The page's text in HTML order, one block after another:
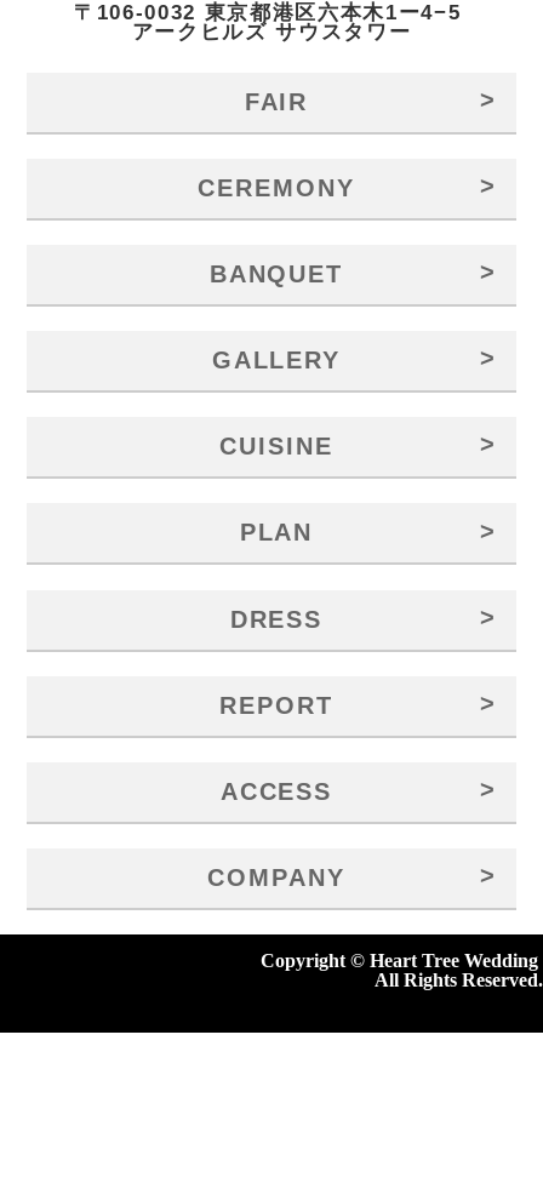
〒106-0032 東京都港区六本木1ー4−5
アークヒルズ サウスタワー
FAIR >
CEREMONY >
BANQUET >
GALLERY >
CUISINE >
PLAN >
DRESS >
REPORT >
ACCESS >
COMPANY >
Copyright © Heart Tree Wedding
All Rights Reserved.